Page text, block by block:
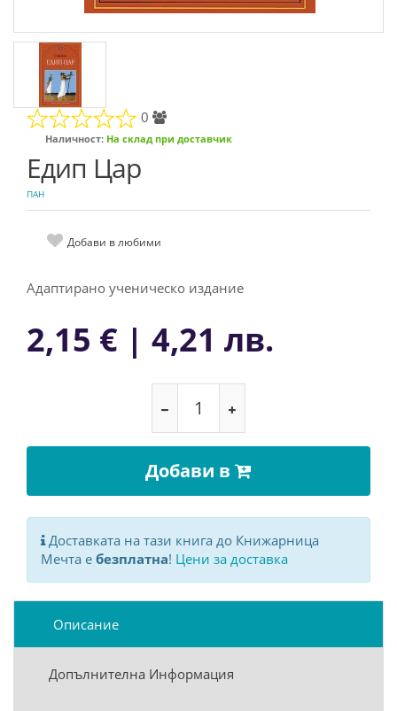
0
Наличност: На склад при доставчик
Едип Цар
ПАН
Добави в любими
Адаптирано ученическо издание
2,15 € | 4,21 лв.
Добави в
Доставката на тази книга до Книжарница
Мечта е безплатна! Цени за доставка
Описание
Допълнителна Информация